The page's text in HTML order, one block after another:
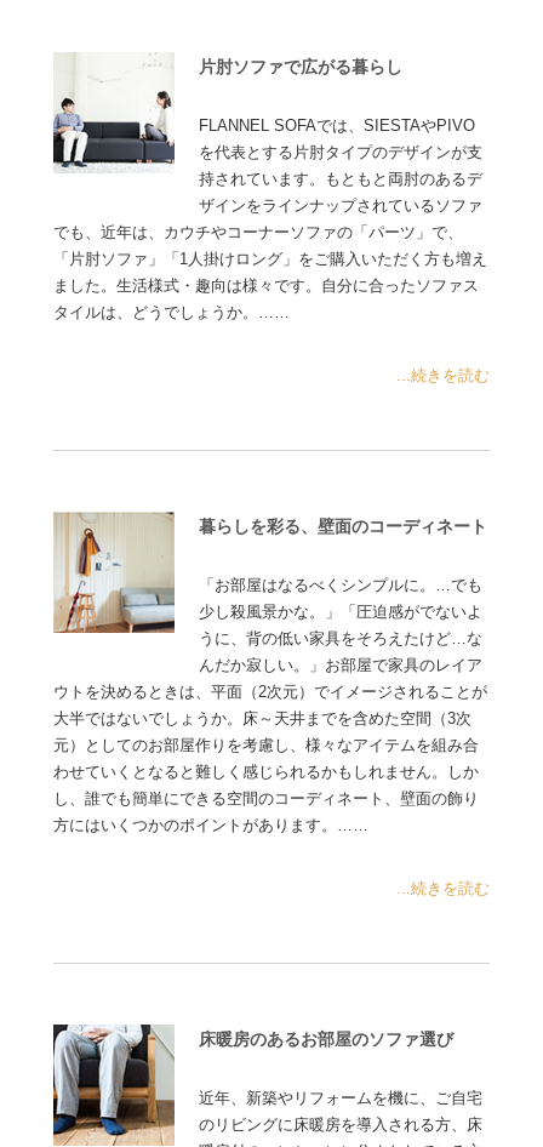
片肘ソファで広がる暮らし
FLANNEL SOFAでは、SIESTAやPIVO
を代表とする片肘タイプのデザインが支
持されています。もともと両肘のあるデ
ザインをラインナップされているソファ
でも、近年は、カウチやコーナーソファの「パーツ」で、
「片肘ソファ」「1人掛けロング」をご購入いただく方も増え
ました。生活様式・趣向は様々です。自分に合ったソファス
タイルは、どうでしょうか。……
...続きを読む
暮らしを彩る、壁面のコーディネート
「お部屋はなるべくシンプルに。…でも
少し殺風景かな。」「圧迫感がでないよ
うに、背の低い家具をそろえたけど…な
んだか寂しい。」お部屋で家具のレイア
ウトを決めるときは、平面（2次元）でイメージされることが
大半ではないでしょうか。床～天井までを含めた空間（3次
元）としてのお部屋作りを考慮し、様々なアイテムを組み合
わせていくとなると難しく感じられるかもしれません。しか
し、誰でも簡単にできる空間のコーディネート、壁面の飾り
方にはいくつかのポイントがあります。……
...続きを読む
床暖房のあるお部屋のソファ選び
近年、新築やリフォームを機に、ご自宅
のリビングに床暖房を導入される方、床